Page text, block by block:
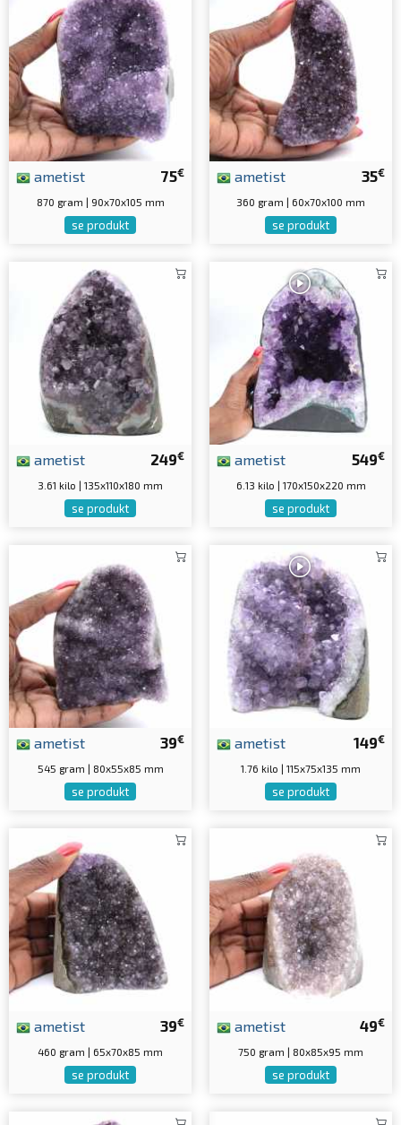
75€
ametist
870 gram | 90x70x105 mm
se produkt
35€
ametist
360 gram | 60x70x100 mm
se produkt
249€
ametist
3.61 kilo | 135x110x180 mm
se produkt
549€
ametist
6.13 kilo | 170x150x220 mm
se produkt
39€
ametist
545 gram | 80x55x85 mm
se produkt
149€
ametist
1.76 kilo | 115x75x135 mm
se produkt
39€
ametist
460 gram | 65x70x85 mm
se produkt
49€
ametist
750 gram | 80x85x95 mm
se produkt